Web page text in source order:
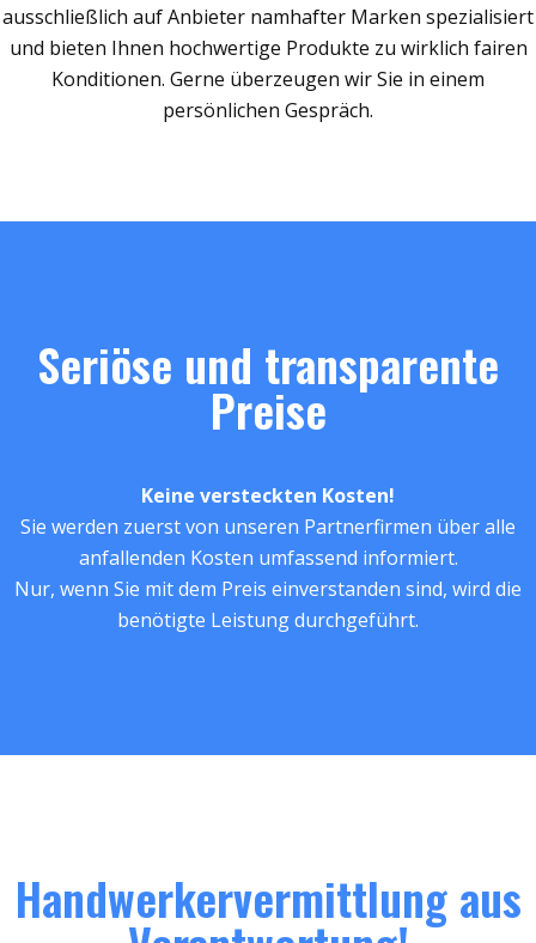
ausschließlich auf Anbieter namhafter Marken spezialisiert
und bieten Ihnen hochwertige Produkte zu wirklich fairen
Konditionen. Gerne überzeugen wir Sie in einem
persönlichen Gespräch.
Seriöse und transparente
Preise
Keine versteckten Kosten!
Sie werden zuerst von unseren Partnerfirmen über alle
anfallenden Kosten umfassend informiert.
Nur, wenn Sie mit dem Preis einverstanden sind, wird die
benötigte Leistung durchgeführt.
Handwerkervermittlung aus